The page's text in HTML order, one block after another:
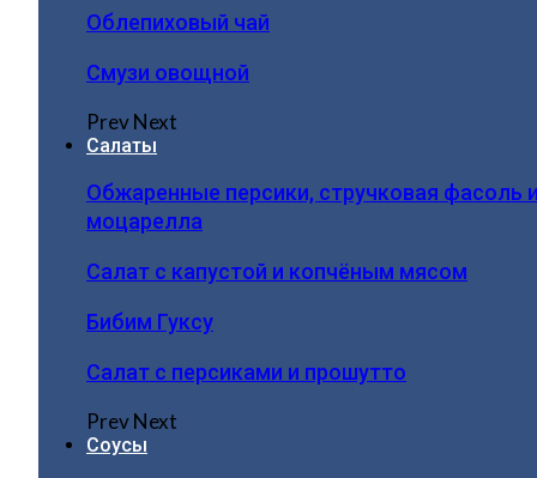
Облепиховый чай
Смузи овощной
PrevNext
Салаты
Обжаренные персики, стручковая фасоль
моцарелла
Салат с капустой и копчёным мясом
Бибим Гуксу
Салат с персиками и прошутто
PrevNext
Соусы